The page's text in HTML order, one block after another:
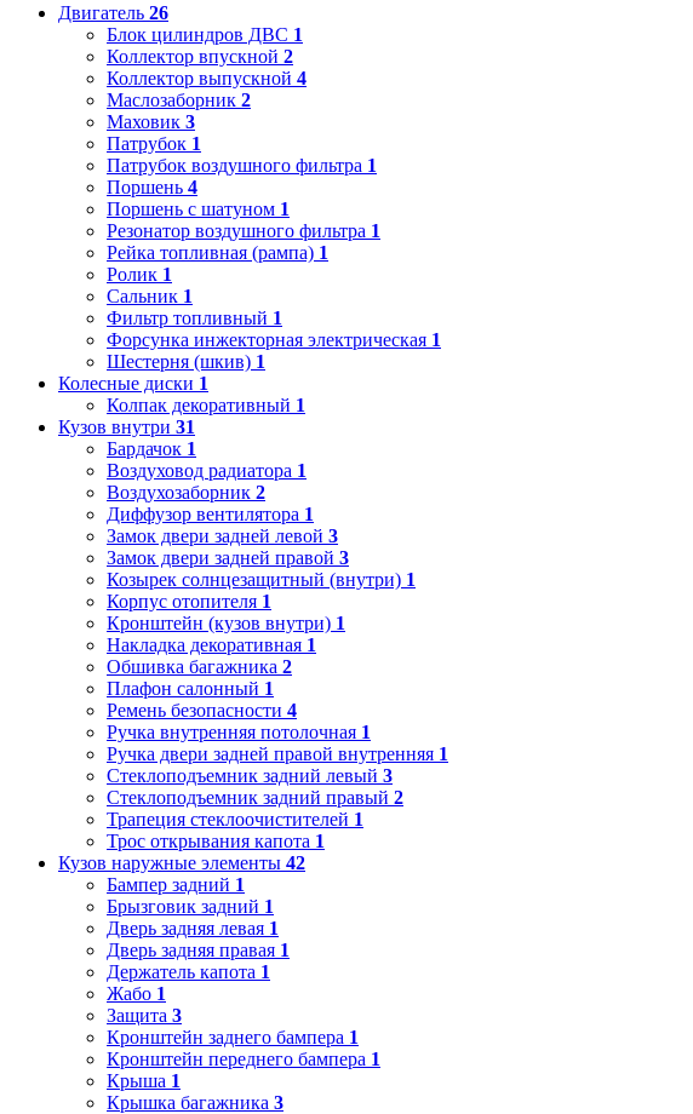
Двигатель 26
Блок цилиндров ДВС 1
Коллектор впускной 2
Коллектор выпускной 4
Маслозаборник 2
Маховик 3
Патрубок 1
Патрубок воздушного фильтра 1
Поршень 4
Поршень с шатуном 1
Резонатор воздушного фильтра 1
Рейка топливная (рампа) 1
Ролик 1
Сальник 1
Фильтр топливный 1
Форсунка инжекторная электрическая 1
Шестерня (шкив) 1
Колесные диски 1
Колпак декоративный 1
Кузов внутри 31
Бардачок 1
Воздуховод радиатора 1
Воздухозаборник 2
Диффузор вентилятора 1
Замок двери задней левой 3
Замок двери задней правой 3
Козырек солнцезащитный (внутри) 1
Корпус отопителя 1
Кронштейн (кузов внутри) 1
Накладка декоративная 1
Обшивка багажника 2
Плафон салонный 1
Ремень безопасности 4
Ручка внутренняя потолочная 1
Ручка двери задней правой внутренняя 1
Стеклоподъемник задний левый 3
Стеклоподъемник задний правый 2
Трапеция стеклоочистителей 1
Трос открывания капота 1
Кузов наружные элементы 42
Бампер задний 1
Брызговик задний 1
Дверь задняя левая 1
Дверь задняя правая 1
Держатель капота 1
Жабо 1
Защита 3
Кронштейн заднего бампера 1
Кронштейн переднего бампера 1
Крыша 1
Крышка багажника 3